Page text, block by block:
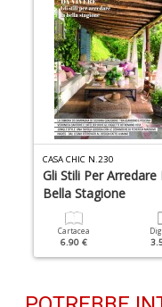
CASA CHIC N.230
Gli Stili Per Arredare
Bella Stagione
Cartacea
6.90 €